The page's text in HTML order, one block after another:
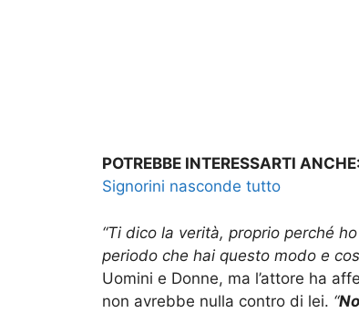
POTREBBE INTERESSARTI ANCHE:
Signorini nasconde tutto
“Ti dico la verità, proprio perché
periodo che hai questo modo e
Uomini e Donne, ma l’attore ha
non avrebbe nulla contro di lei. “